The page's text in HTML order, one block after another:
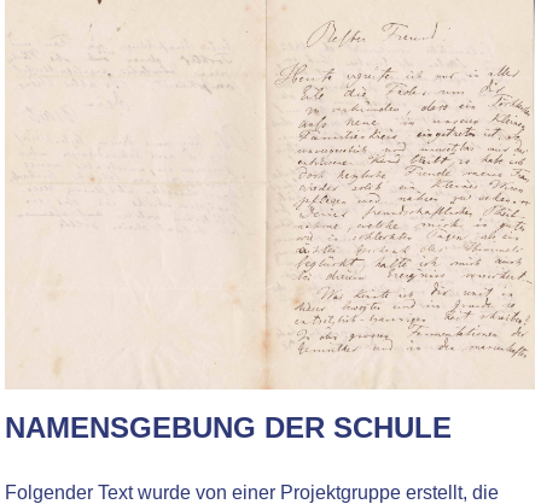
NAMENSGEBUNG DER SCHULE
Folgender Text wurde von einer Projektgruppe erstellt, die